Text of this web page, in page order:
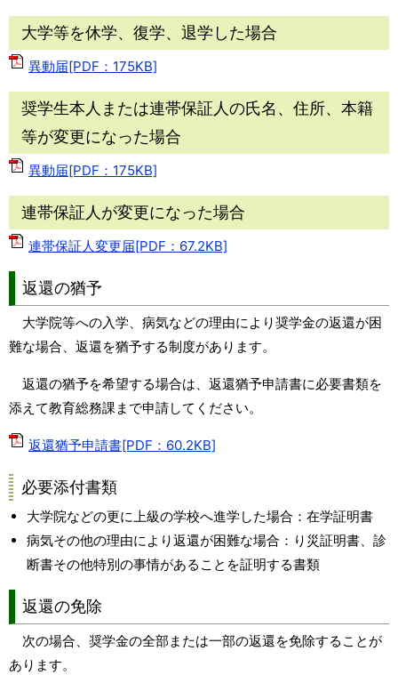
大学等を休学、復学、退学した場合
異動届[PDF：175KB]
奨学生本人または連帯保証人の氏名、住所、本籍
等が変更になった場合
異動届[PDF：175KB]
連帯保証人が変更になった場合
連帯保証人変更届[PDF：67.2KB]
返還の猶予
大学院等への入学、病気などの理由により奨学金の返還が困
難な場合、返還を猶予する制度があります。
返還の猶予を希望する場合は、返還猶予申請書に必要書類を
添えて教育総務課まで申請してください。
返還猶予申請書[PDF：60.2KB]
必要添付書類
大学院などの更に上級の学校へ進学した場合：在学証明書
病気その他の理由により返還が困難な場合：り災証明書、診
断書その他特別の事情があることを証明する書類
返還の免除
次の場合、奨学金の全部または一部の返還を免除することが
あります。